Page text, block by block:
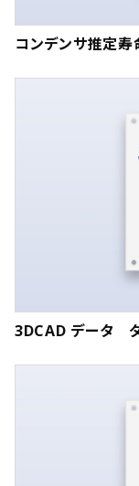
コンデンサ推定寿
3DCAD データ